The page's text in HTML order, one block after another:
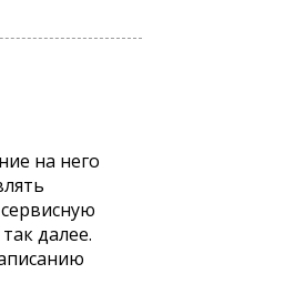
на него
далее.